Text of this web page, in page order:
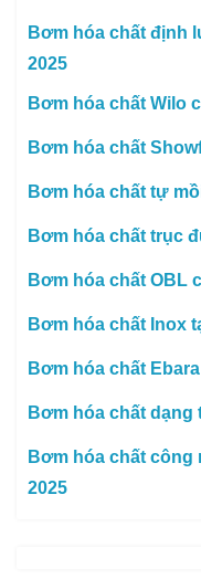
Bơm hóa chất định
2025
Bơm hóa chất Wilo
Bơm hóa chất
Bơm hóa chất tự
Bơm hóa chất trục
Bơm hóa chất OBL
Bơm hóa chất Inox
Bơm hóa chất
Bơm hóa chất dạng
Bơm hóa chất
2025